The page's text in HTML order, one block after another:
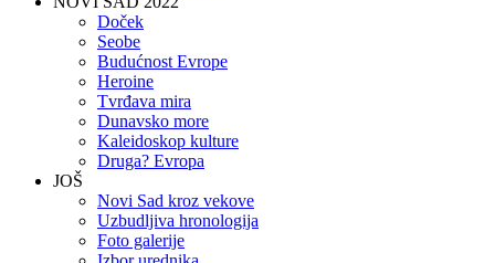
Doček
Seobe
Budućnost Evrope
Heroine
Tvrđava mira
Dunavsko more
Kaleidoskop kulture
Druga? Evropa
JOŠ
Novi Sad kroz vekove
Uzbudljiva hronologija
Foto galerije